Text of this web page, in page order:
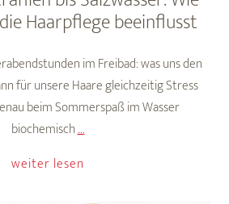
Haarpflege beeinflusst
im Freibad: was uns den
für unsere Haare gleichzeitig Stress
beim Sommerspaß im Wasser
biochemisch…Von
weiter lesen